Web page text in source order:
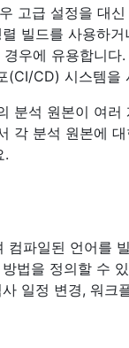
고급 설정을 대
빌드를 사용하
우에 유용합니
CD) 시스템을
분석 원본이 여
각 분석 원본에
.
파일된 언어를
법을 정의할 수
일정 변경, 워크